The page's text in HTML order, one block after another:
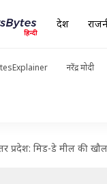
देश
नरेंद्र मोदी
प्रदेश: मिड-डे मील की